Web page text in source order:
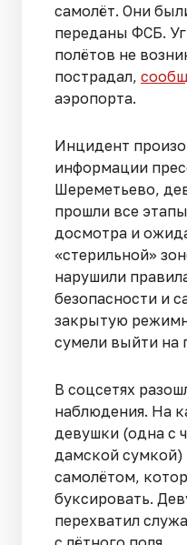
самолёт. Они
переданы ФСБ.
полётов не
пострадал,
аэропорта.
Инцидент
информации
Шереметьево,
прошли все
досмотра и
«стерильной»
нарушили
безопасности и
закрытую
сумели выйти на
В соцсетях
наблюдения. На
девушки (одна с
дамской сумкой)
самолётом,
буксировать.
перехватил